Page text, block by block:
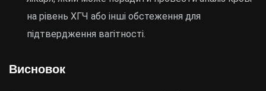
на рівень ХГЧ або інші обстеження для
підтвердження вагітності.
Висновок